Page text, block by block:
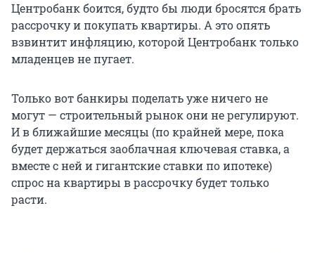
Центробанк боится, будто бы люди бросятся брать
рассрочку и покупать квартиры. А это опять
взвинтит инфляцию, которой Центробанк только
младенцев не пугает.
Только вот банкиры поделать уже ничего не
могут — строительный рынок они не регулируют.
И в ближайшие месяцы (по крайней мере, пока
будет держаться заоблачная ключевая ставка, а
вместе с ней и гигантские ставки по ипотеке)
спрос на квартиры в рассрочку будет только
расти.